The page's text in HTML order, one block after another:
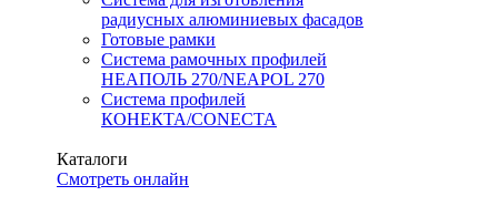
радиусных алюминиевых фасадов
Готовые рамки
Система рамочных профилей
НЕАПОЛЬ 270/NEAPOL 270
Система профилей
КОНЕКТА/CONECTA
Каталоги
Смотреть онлайн